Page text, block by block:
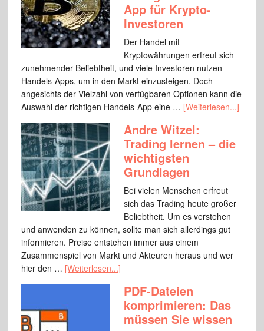
App für Krypto-
Investoren
Der Handel mit
Kryptowährungen erfreut sich
zunehmender Beliebtheit, und viele Investoren nutzen
Handels-Apps, um in den Markt einzusteigen. Doch
angesichts der Vielzahl von verfügbaren Optionen kann die
Auswahl der richtigen Handels-App eine … [Weiterlesen...]
Andre Witzel:
Trading lernen – die
wichtigsten
Grundlagen
Bei vielen Menschen erfreut
sich das Trading heute großer
Beliebtheit. Um es verstehen
und anwenden zu können, sollte man sich allerdings gut
informieren. Preise entstehen immer aus einem
Zusammenspiel von Markt und Akteuren heraus und wer
hier den … [Weiterlesen...]
PDF-Dateien
komprimieren: Das
müssen Sie wissen